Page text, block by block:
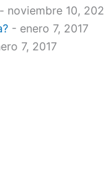
- noviembre 10,
- enero 7, 2017
7, 2017